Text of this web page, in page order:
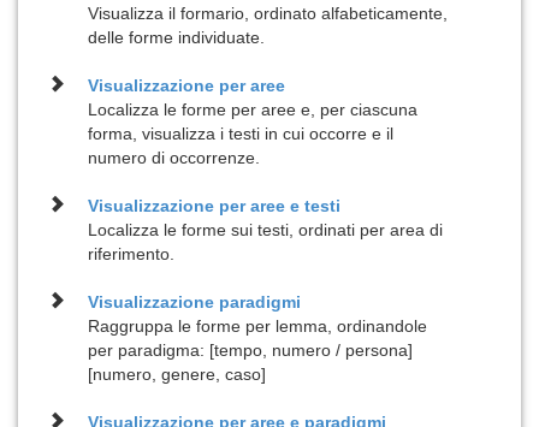
Visualizza il formario, ordinato alfabeticamente,
delle forme individuate.
Visualizzazione peraree
Localizza le forme per aree e, per ciascuna
forma, visualizza i testi in cui occorre e il
numero di occorrenze.
Visualizzazione peraree e testi
Localizza le forme sui testi, ordinati per area di
riferimento.
Visualizzazione paradigmi
Raggruppa le forme per lemma, ordinandole
per paradigma: [tempo, numero / persona]
[numero, genere, caso]
Visualizzazione peraree e paradigmi